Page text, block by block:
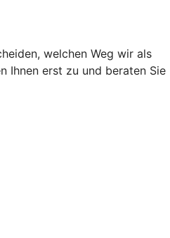
welchen Weg wir als
Ihnen erst zu und beraten Sie